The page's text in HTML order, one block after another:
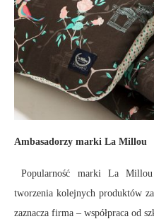
Ambasadorzy marki La Millou
Popularność marki La
tworzenia kolejnych produktów
zaznacza firma – współpraca od